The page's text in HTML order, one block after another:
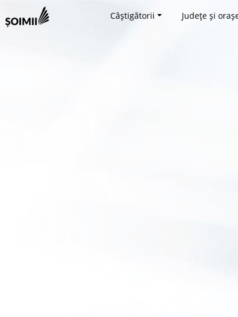
Câștigătorii Județe și